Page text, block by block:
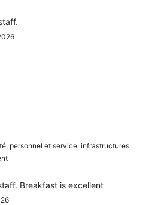
personnel et service, infrastructures
Breakfast is excellent